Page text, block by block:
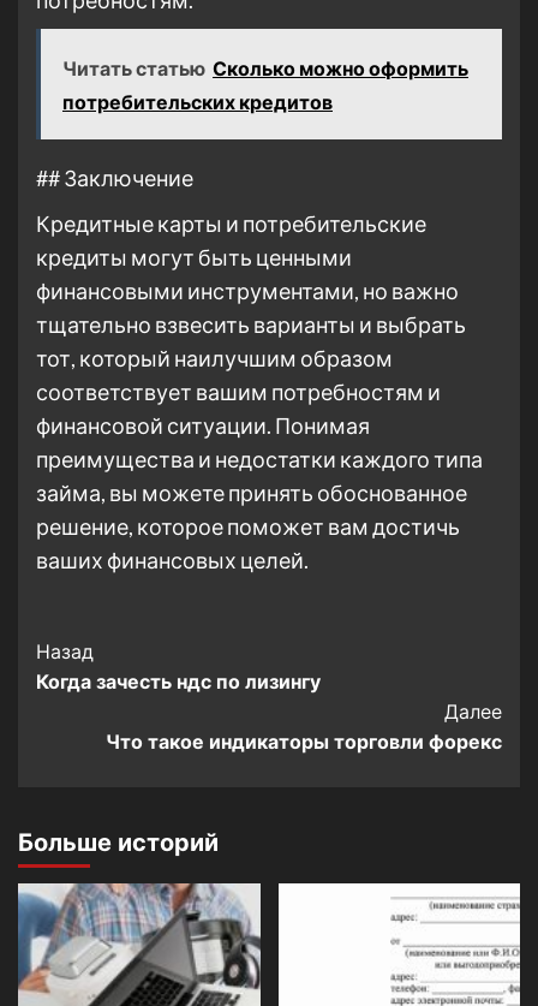
Читать статью Сколько можно оформить
потребительских кредитов
## Заключение
Кредитные карты и потребительские
кредиты могут быть ценными
финансовыми инструментами, но важно
тщательно взвесить варианты и выбрать
тот, который наилучшим образом
соответствует вашим потребностям и
финансовой ситуации. Понимая
преимущества и недостатки каждого типа
займа, вы можете принять обоснованное
решение, которое поможет вам достичь
ваших финансовых целей.
Post
Navigation
Назад
Когда зачесть ндс по лизингу
Далее
Что такое индикаторы торговли форекс
Больше историй